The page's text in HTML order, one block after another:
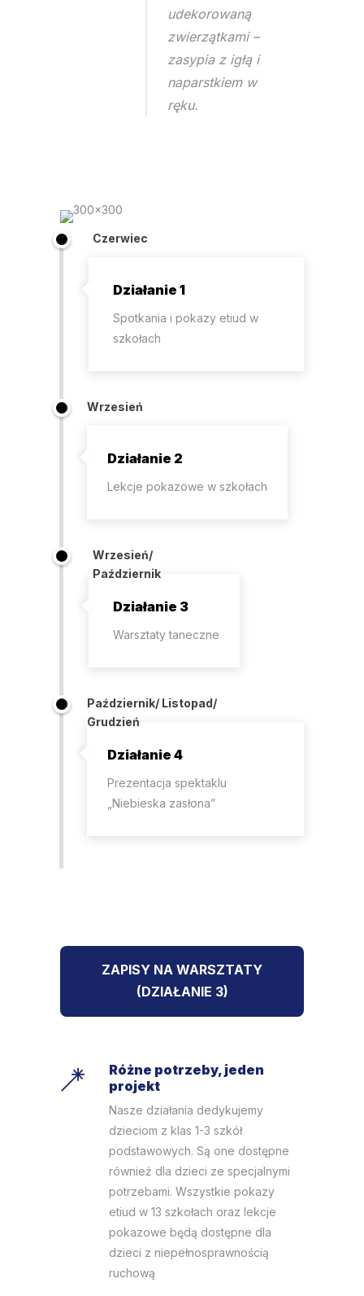
udekorowaną
zwierzątkami –
zasypia z igłą i
naparstkiem w
ręku.
Działanie 1
Spotkania i pokazy etiud w
szkołach
Czerwiec
Działanie 2
Lekcje pokazowe w szkołach
Wrzesień
Działanie 3
Warsztaty taneczne
Wrzesień/
Październik
Działanie 4
Prezentacja spektaklu
„Niebieska zasłona”
Październik/ Listopad/
Grudzień
ZAPISY NA WARSZTATY
(DZIAŁANIE 3)
Różne potrzeby, jeden
projekt
Nasze działania dedykujemy
dzieciom z klas 1-3 szkół
podstawowych. Są one dostępne
również dla dzieci ze specjalnymi
potrzebami. Wszystkie pokazy
etiud w 13 szkołach oraz lekcje
pokazowe będą dostępne dla
dzieci z niepełnosprawnością
ruchową